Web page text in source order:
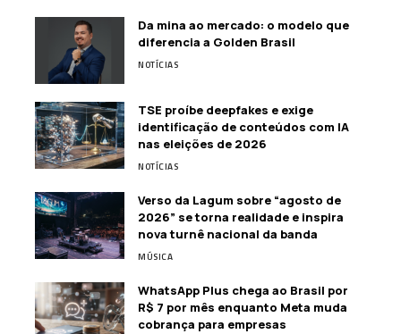
Da mina ao mercado: o modelo que
diferencia a Golden Brasil
NOTÍCIAS
TSE proíbe deepfakes e exige
identificação de conteúdos com IA
nas eleições de 2026
NOTÍCIAS
Verso da Lagum sobre “agosto de
2026” se torna realidade e inspira
nova turnê nacional da banda
MÚSICA
WhatsApp Plus chega ao Brasil por
R$ 7 por mês enquanto Meta muda
cobrança para empresas